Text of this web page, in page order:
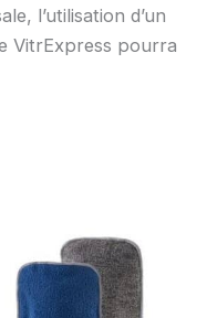
l’utilisation d’un
VitrExpress pourra